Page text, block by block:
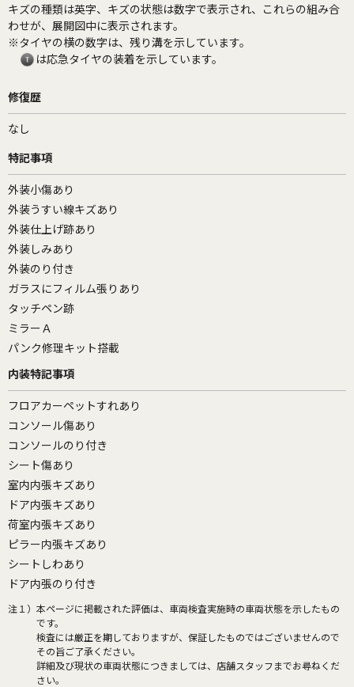
キズの種類は英字、キズの状態は数字で表示され、これらの組み合
わせが、展開図中に表示されます。
※タイヤの横の数字は、残り溝を示しています。
は応急タイヤの装着を示しています。
修復歴
なし
特記事項
外装小傷あり
外装うすい線キズあり
外装仕上げ跡あり
外装しみあり
外装のり付き
ガラスにフィルム張りあり
タッチペン跡
ミラーＡ
パンク修理キット搭載
内装特記事項
フロアカーペットすれあり
コンソール傷あり
コンソールのり付き
シート傷あり
室内内張キズあり
ドア内張キズあり
荷室内張キズあり
ピラー内張キズあり
シートしわあり
ドア内張のり付き
注１） 本ページに掲載された評価は、車両検査実施時の車両状態を示したもの
です。
検査には厳正を期しておりますが、保証したものではございませんので
その旨ご了承ください。
詳細及び現状の車両状態につきましては、店舗スタッフまでお尋ねくだ
さい。